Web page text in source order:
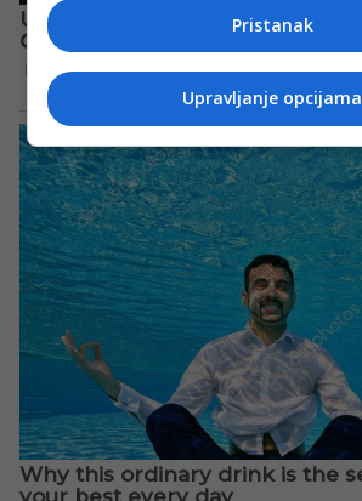
Pristanak
Upravljanje opcijama